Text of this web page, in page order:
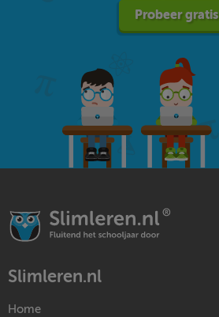
Probeer gratis
Slimleren.nl
Home